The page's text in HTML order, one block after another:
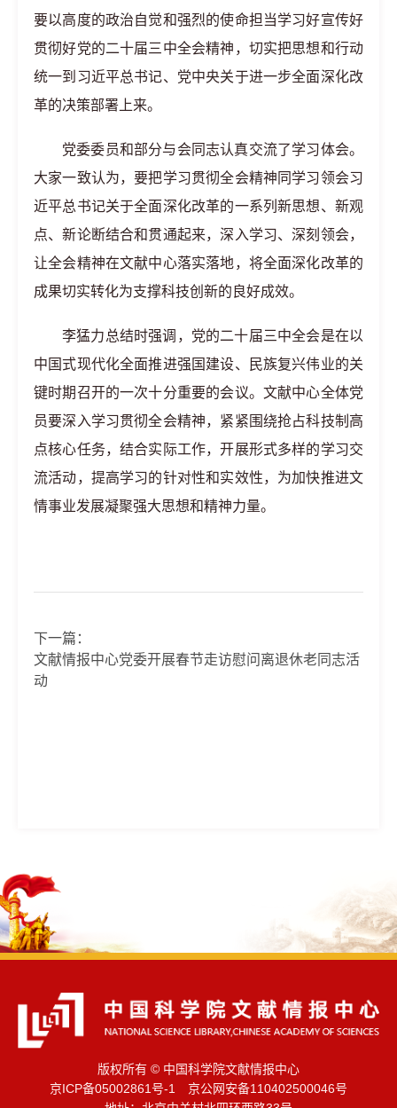
要以高度的政治自觉和强烈的使命担当学习好宣传好
贯彻好党的二十届三中全会精神，切实把思想和行动
统一到习近平总书记、党中央关于进一步全面深化改
革的决策部署上来。
党委委员和部分与会同志认真交流了学习体会。
大家一致认为，要把学习贯彻全会精神同学习领会习
近平总书记关于全面深化改革的一系列新思想、新观
点、新论断结合和贯通起来，深入学习、深刻领会，
让全会精神在文献中心落实落地，将全面深化改革的
成果切实转化为支撑科技创新的良好成效。
李猛力总结时强调，党的二十届三中全会是在以
中国式现代化全面推进强国建设、民族复兴伟业的关
键时期召开的一次十分重要的会议。文献中心全体党
员要深入学习贯彻全会精神，紧紧围绕抢占科技制高
点核心任务，结合实际工作，开展形式多样的学习交
流活动，提高学习的针对性和实效性，为加快推进文
情事业发展凝聚强大思想和精神力量。
下一篇：
文献情报中心党委开展春节走访慰问离退休老同志活
动
版权所有 © 中国科学院文献情报中心
京ICP备05002861号-1 京公网安备110402500046号